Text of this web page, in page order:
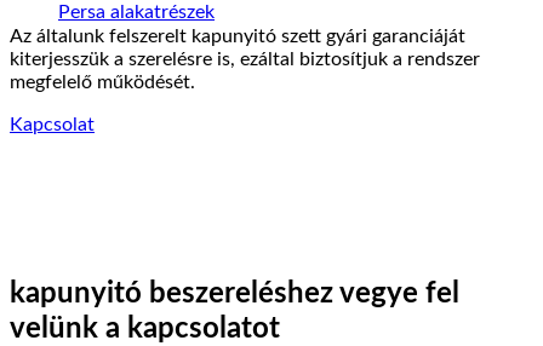
Persa alakatrészek
Az általunk felszerelt kapunyitó szett gyári garanciáját
kiterjesszük a szerelésre is, ezáltal biztosítjuk a rendszer
megfelelő működését.
Kapcsolat
kapunyitó beszereléshez vegye fel
velünk a kapcsolatot